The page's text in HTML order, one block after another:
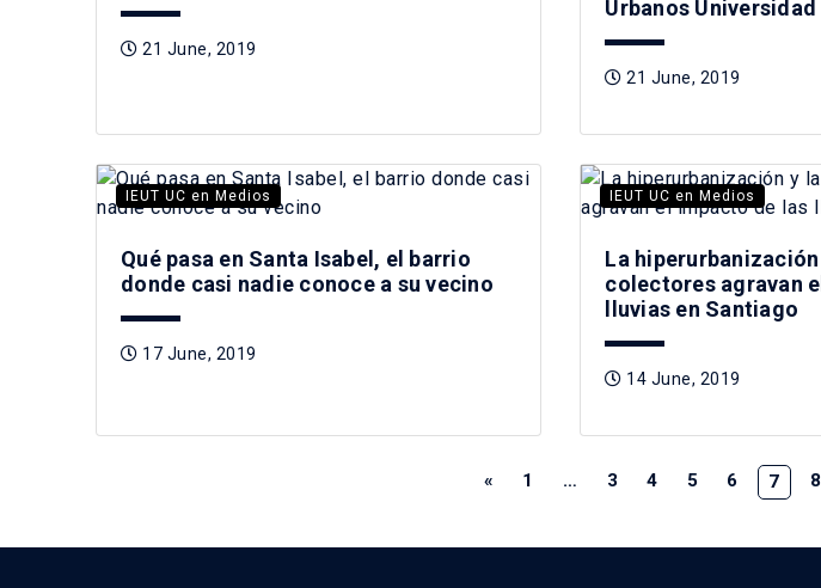
21 June, 2019
Urbanos
21 June, 2019
IEUT UC en Medios
Qué pasa en Santa Isabel, el barrio
donde casi nadie conoce a su vecino
17 June, 2019
IEUT UC en Medios
La
colectores agravan
lluvias en Santiago
14 June, 2019
« 1 … 3 4 5 6 7 8